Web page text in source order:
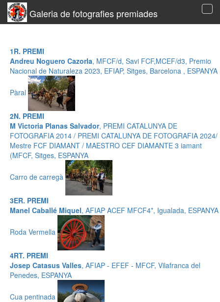
Galeria de fotografies premiades
1R. PREMI
Andreu Noguero Cazorla, MFCF/d, Savi FCF,MCEF/d3, Premio
Nacional de Naturaleza 2023, EFIAP, Sitges, Barcelona , ESPANYA
Pàral
2N. PREMI
M Victoria Planas Salvador, PREMI CATALUNYA DE
FOTOGRAFIA 2014 / PREMI CATALUNYA DE FOTOGRAFIA 2024/
Mestre FCF DIAMANT / MAESTRO CEF DIAMANTE 3 iamant
(MFCF, Sitges, ESPANYA
Carro de carregà
3ER. PREMI
Manel Caballé Miquel, AFIAP ACEF MFCF4*, Igualada, ESPANYA
Roda Vermella
4RT. PREMI
Josep Catasus Valles, AFIAP - EFEF - MFCF, Vilafranca del
Penedes, ESPANYA
Cua pentinada